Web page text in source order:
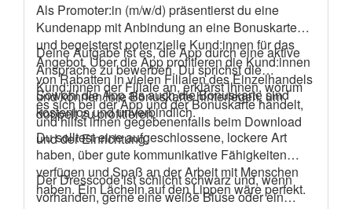
Als Promoter:in (m/w/d) präsentierst du eine
Kundenapp mit Anbindung an eine Bonuskarte
und begeisterst potenzielle Kund:innen für das
Angebot. Über die App profitieren die Kund:innen
von Rabatten in vielen Filialen des Einzelhandels
und können ihre Bonuskarte hinterlegen, um
doppelt zu profitieren.
Deine Aufgabe ist es, die App durch eine aktive
Ansprache zu bewerben. Du sprichst die
Kund:innen der Filiale an, erklärst ihnen, worum
es sich bei der App und der Bonuskarte handelt,
und hilfst ihnen gegebenenfalls beim Download
und der Einrichtung.
Sowohl die App als auch die Bonuskarte sind
kostenlos und unverbindlich.
Du solltest eine aufgeschlossene, lockere Art
haben, über gute kommunikative Fähigkeiten
verfügen und Spaß an der Arbeit mit Menschen
haben. Ein Lächeln auf den Lippen wäre perfekt.
Der Dresscode ist schlicht schwarz und, wenn
vorhanden, gerne eine weiße Bluse oder ein